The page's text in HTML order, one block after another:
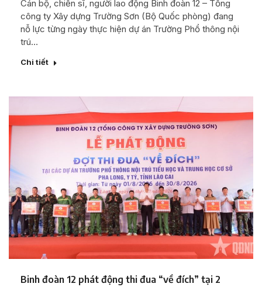
Cán bộ, chiến sĩ, người lao động Binh đoàn 12 – Tổng
công ty Xây dựng Trường Sơn (Bộ Quốc phòng) đang
nỗ lực từng ngày thực hiện dự án Trường Phổ thông nội
trú…
Chi tiết
Binh đoàn 12 phát động thi đua “về đích” tại 2